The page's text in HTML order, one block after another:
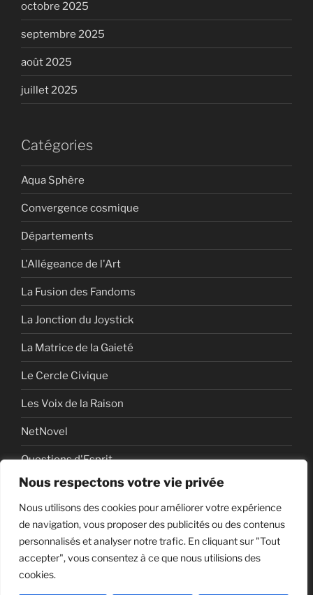
Nous respectons votre vie privée
Nous utilisons des cookies pour améliorer votre expérience
de navigation, vous proposer des publicités ou des contenus
personnalisés et analyser notre trafic. En cliquant sur "Tout
accepter", vous consentez à ce que nous utilisions des
cookies.
octobre 2025
septembre 2025
août 2025
juillet 2025
Catégories
Aqua Sphère
Convergence cosmique
Départements
L'Allégeance de l'Art
La Fusion des Fandoms
La Jonction du Joystick
La Matrice de la Gaieté
Le Cercle Civique
Les Voix de la Raison
NetNovel
Questions d'Esprit
Série
Série vidéo